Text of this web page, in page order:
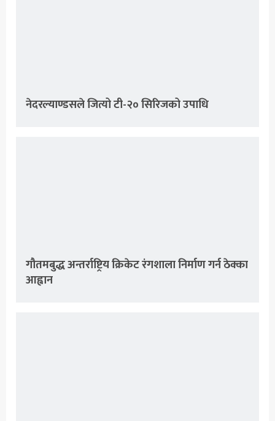
नेदरल्याण्डसले जित्यो टी-२० सिरिजको उपाधि
गौतमबुद्ध अन्तर्राष्ट्रिय क्रिकेट रंगशाला निर्माण गर्न ठेक्का
आह्वान